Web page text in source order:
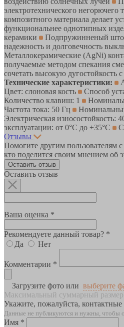
электротехнического негорючего
композитного материала делает
функциональнее однотипных
керамики
Подпружинненый
надежность и долговечность
Металлокерамические (AgNi)
получаемые методом спекания
сочетать высокую дугостойкость
Технические характеристики:
Цвет: слоновая кость
Способ
Количество клавиш: 1
Частота тока: 50 Гц
Электрическая износостойкость:
эксплуатации: от 0°С до +35°С
Отзывы
Помогите другим пользователям
кто поделится своим мнением об
Оставить отзыв
Оставить отзыв
Ваша оценка *
Рекомендуете данный товар? *
Да
Нет
Комментарии *
Загрузите фото или выберите
Максимальный суммарный
Укажите, пожалуйста,
Данные не публикуются и нужны, чтобы
Имя *